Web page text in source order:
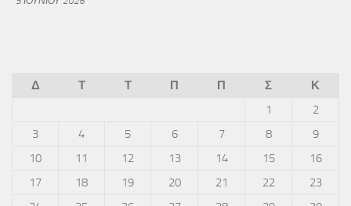
Δ Τ Τ Π Π Σ
Κ
1
2
3
4 5 6 7 8
9
10
11 12 13 14 15
16
17
18 19 20 21 22
23